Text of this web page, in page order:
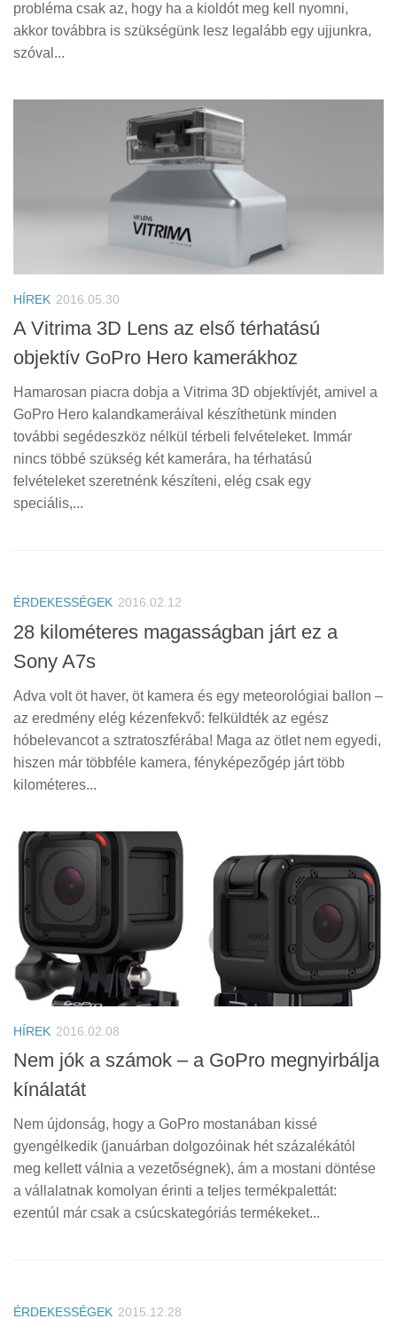
probléma csak az, hogy ha a kioldót meg kell nyomni,
akkor továbbra is szükségünk lesz legalább egy ujjunkra,
szóval...
HÍREK 2016.05.30
A Vitrima 3D Lens az első térhatású
objektív GoPro Hero kamerákhoz
Hamarosan piacra dobja a Vitrima 3D objektívjét, amivel a
GoPro Hero kalandkameráival készíthetünk minden
további segédeszköz nélkül térbeli felvételeket. Immár
nincs többé szükség két kamerára, ha térhatású
felvételeket szeretnénk készíteni, elég csak egy
speciális,...
ÉRDEKESSÉGEK 2016.02.12
28 kilométeres magasságban járt ez a
Sony A7s
Adva volt öt haver, öt kamera és egy meteorológiai ballon –
az eredmény elég kézenfekvő: felküldték az egész
hóbelevancot a sztratoszférába! Maga az ötlet nem egyedi,
hiszen már többféle kamera, fényképezőgép járt több
kilométeres...
HÍREK 2016.02.08
Nem jók a számok – a GoPro megnyirbálja
kínálatát
Nem újdonság, hogy a GoPro mostanában kissé
gyengélkedik (januárban dolgozóinak hét százalékától
meg kellett válnia a vezetőségnek), ám a mostani döntése
a vállalatnak komolyan érinti a teljes termékpalettát:
ezentúl már csak a csúcskategóriás termékeket...
ÉRDEKESSÉGEK 2015.12.28